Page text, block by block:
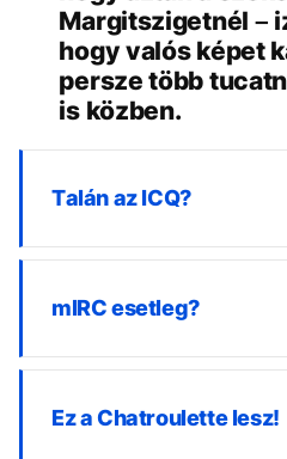
Margitszigetnél –
hogy valós képet
persze több
is közben.
Talán az ICQ?
mIRC esetleg?
Ez a Chatroulette lesz!